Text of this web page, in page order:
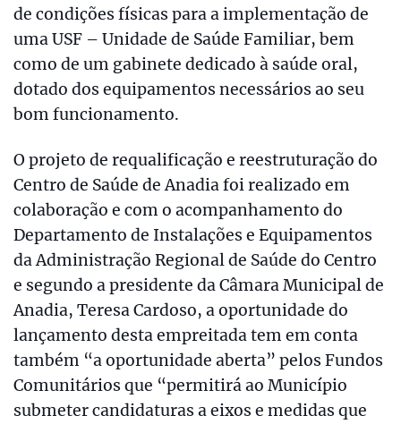
de condições físicas para a implementação de
uma USF – Unidade de Saúde Familiar, bem
como de um gabinete dedicado à saúde oral,
dotado dos equipamentos necessários ao seu
bom funcionamento.
O projeto de requalificação e reestruturação do
Centro de Saúde de Anadia foi realizado em
colaboração e com o acompanhamento do
Departamento de Instalações e Equipamentos
da Administração Regional de Saúde do Centro
e segundo a presidente da Câmara Municipal de
Anadia, Teresa Cardoso, a oportunidade do
lançamento desta empreitada tem em conta
também “a oportunidade aberta” pelos Fundos
Comunitários que “permitirá ao Município
submeter candidaturas a eixos e medidas que